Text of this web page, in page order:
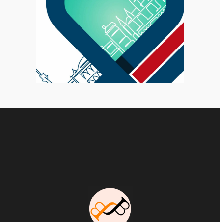
Congrès EHRA 2025